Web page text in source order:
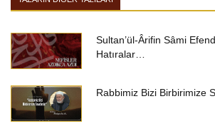
Sultan’ül-Ârifin Sâmi
Hatıralar…
Rabbimiz Bizi Birbirimize